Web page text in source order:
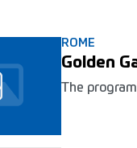
ROME
Golden
The